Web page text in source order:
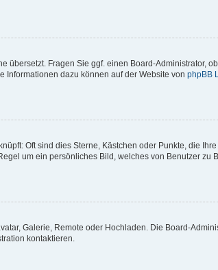
Fragen Sie ggf. einen Board-Administrator,
Informationen dazu können auf der Website von phpBB
Oft sind dies Sterne, Kästchen oder Punkte, die
um ein persönliches Bild, welches von Benutzer zu
Galerie, Remote oder Hochladen. Die Board-
kontaktieren.